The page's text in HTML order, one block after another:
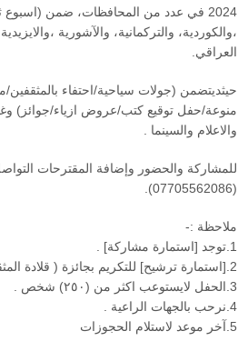
2024 في عدد من المحافظات، ضمن (اسبوع
،والكوردية، والتركمانية، والآشورية
العراقي.
حيثديتضمن (جولات سياحية/احتفاء
منوعة/حفل توقيع كتب/عروض ازياء/جوائز)
والاعلام والسينما .
للمشاركة والحضور وإضافة المقترحات
(07705562086).
ملاحظة :-
1.توجد [استمارة مشاركة] .
2.[استمارة ترشيح] للتكريم بجائزة ( قلادة المثقف ) .
3.الحفل لايستوعب اكثر من (٢٥٠) شخص .
4.نرحب بالجهات الراعية .
5.آخر موعد لاستلام الحجوزات